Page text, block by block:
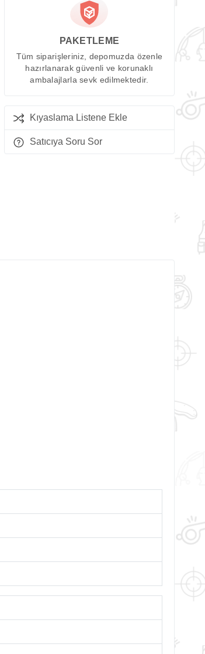
PAKETLEME
Tüm siparişleriniz, depomuzda özenle
hazırlanarak güvenli ve korunaklı
ambalajlarla sevk edilmektedir.
Kıyaslama Listene Ekle
Satıcıya Soru Sor